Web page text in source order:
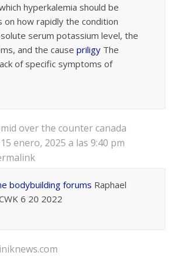
hyperkalemia should be
on how rapidly the condition
serum potassium level, the
and the causepriligy The
of specific symptoms of
over the counter canada
enero, 2025 a las 9:40 pm
bodybuilding forums Raphael
6 20 2022